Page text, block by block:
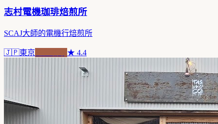
志村電機珈琲焙煎所
SCAJ大師的電機行焙煎所
🇯🇵東京 ★ 4.4